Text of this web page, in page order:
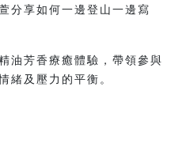
分享如何一邊登山一邊寫
油芳香療癒體驗，帶領參與
緒及壓力的平衡。